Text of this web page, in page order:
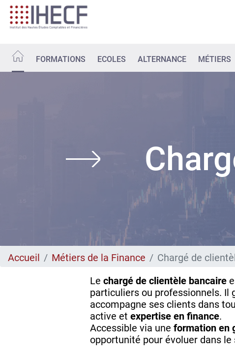
Aller
contenu
FORMATIONS ECOLES ALTERNANCE MÉTIERS
Accueil Métiers de la Finance
Chargé de
Le chargé de clientèle bancaire
particuliers ou professionnels. Il
accompagne ses clients dans
active et expertise en finance.
Accessible via une formation en
opportunité pour évoluer dans le